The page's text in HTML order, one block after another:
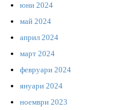
юни 2024
май 2024
април 2024
март 2024
февруари 2024
януари 2024
ноември 2023